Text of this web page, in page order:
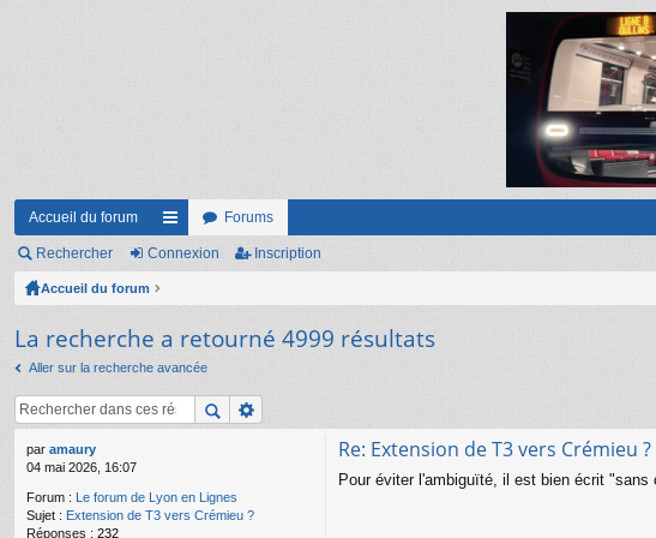
Accueil du forum
ac
ci
s
Forums
Rechercher Connexion Inscription
Accueil du forum
La recherche a retourné 4999 résultats
Aller sur la recherche avancée
par amaury
04 mai 2026, 16:07
Forum : Le forum de Lyon en Lignes
Sujet : Extension de T3 vers Crémieu ?
Réponses : 232
Re: Extension de T3 vers Crémieu ?
Pour éviter l'ambiguïté, il est bien écrit